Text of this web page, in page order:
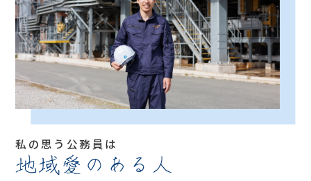
私の思う公務員は
地域愛のある人